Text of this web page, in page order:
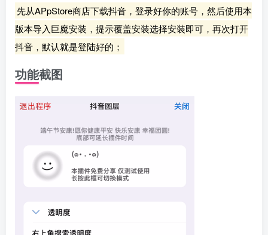
先从APpStore商店下载抖音，登录好你的账号，然后使用本
版本导入巨魔安装，提示覆盖安装选择安装即可，再次打开
抖音，默认就是登陆好的；
功能截图